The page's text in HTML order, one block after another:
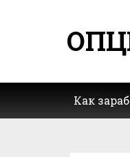
Как